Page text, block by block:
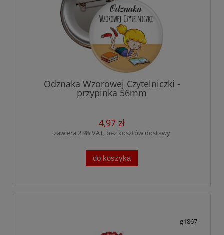
Odznaka Wzorowej Czytelniczki -
przypinka 56mm
4,97 zł
zawiera 23% VAT, bez kosztów dostawy
do koszyka
g1867